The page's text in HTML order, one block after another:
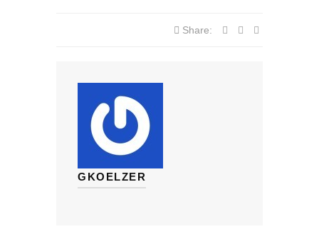
Share:
GKOELZER